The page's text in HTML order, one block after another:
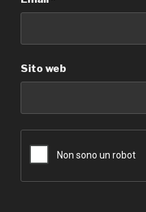
Sito web